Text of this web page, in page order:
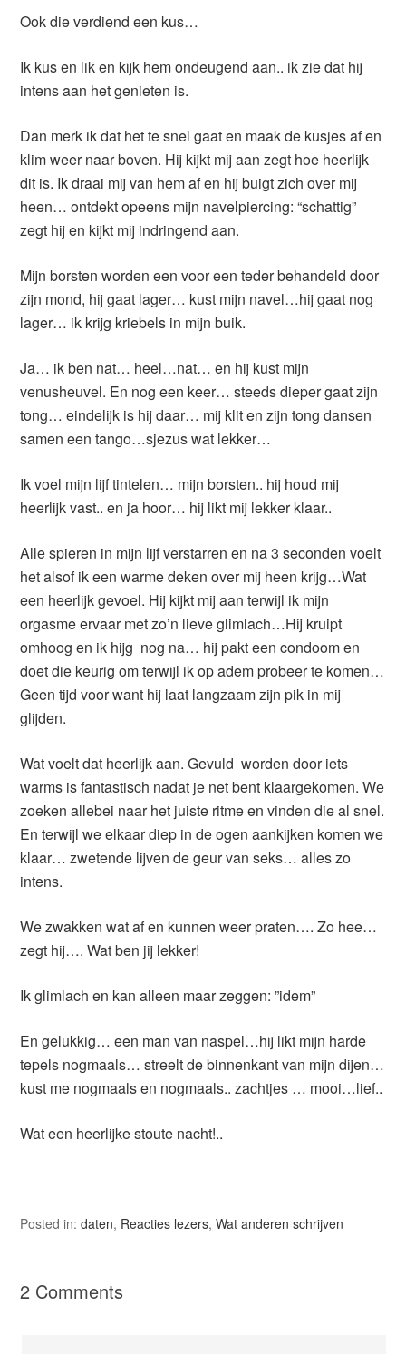
Ook die verdiend een kus…
Ik kus en lik en kijk hem ondeugend aan.. ik zie dat hij
intens aan het genieten is.
Dan merk ik dat het te snel gaat en maak de kusjes af en
klim weer naar boven. Hij kijkt mij aan zegt hoe heerlijk
dit is. Ik draai mij van hem af en hij buigt zich over mij
heen… ontdekt opeens mijn navelpiercing: “schattig”
zegt hij en kijkt mij indringend aan.
Mijn borsten worden een voor een teder behandeld door
zijn mond, hij gaat lager… kust mijn navel…hij gaat nog
lager… ik krijg kriebels in mijn buik.
Ja… ik ben nat… heel…nat… en hij kust mijn
venusheuvel. En nog een keer… steeds dieper gaat zijn
tong… eindelijk is hij daar… mij klit en zijn tong dansen
samen een tango…sjezus wat lekker…
Ik voel mijn lijf tintelen… mijn borsten.. hij houd mij
heerlijk vast.. en ja hoor… hij likt mij lekker klaar..
Alle spieren in mijn lijf verstarren en na 3 seconden voelt
het alsof ik een warme deken over mij heen krijg…Wat
een heerlijk gevoel. Hij kijkt mij aan terwijl ik mijn
orgasme ervaar met zo’n lieve glimlach…Hij kruipt
omhoog en ik hijg nog na… hij pakt een condoom en
doet die keurig om terwijl ik op adem probeer te komen…
Geen tijd voor want hij laat langzaam zijn pik in mij
glijden.
Wat voelt dat heerlijk aan. Gevuld worden door iets
warms is fantastisch nadat je net bent klaargekomen. We
zoeken allebei naar het juiste ritme en vinden die al snel.
En terwijl we elkaar diep in de ogen aankijken komen we
klaar… zwetende lijven de geur van seks… alles zo
intens.
We zwakken wat af en kunnen weer praten…. Zo hee…
zegt hij…. Wat ben jij lekker!
Ik glimlach en kan alleen maar zeggen: ”idem”
En gelukkig… een man van naspel…hij likt mijn harde
tepels nogmaals… streelt de binnenkant van mijn dijen…
kust me nogmaals en nogmaals.. zachtjes … mooi…lief..
Wat een heerlijke stoute nacht!..
Posted in:daten, Reacties lezers,Wat anderen schrijven
2 Comments